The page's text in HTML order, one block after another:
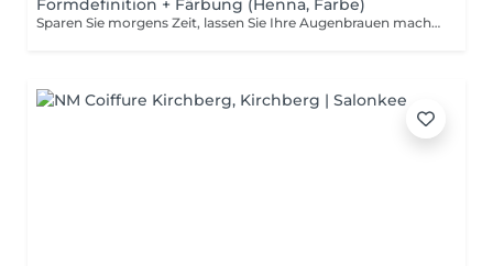
Formdefinition + Färbung (Henna, Farbe)
Sparen Sie morgens Zeit, lassen Sie Ihre Augenbrauen machen! Wie wird die Formgebung und das Färben durchgeführt? - Beratung (um die perfekte Form und Farbe zu besprechen) - Vorbereitung (Augenbrauen werden gewaschen und markiert) - wachsen (Überschüssige Haare werden mit Wachs entfernt) - zupfen (Überschüssige Haare werden mit einer Pinzette entfernt) - färben (Farbe oder Henna wird aufgetragen) - Überschüssige Farbe wird entfernt - Antiseptikum und Creme werden aufgetragen Altersbeschränkungen: empfohlenes Mindestalter ab 14 Jahren. Empfehlungen nach dem Eingriff: die Augenbrauen 12 Stunden lang nicht waschen und kein Make-up auftragen. Frequenz: einmal in 3-4 Wochen.